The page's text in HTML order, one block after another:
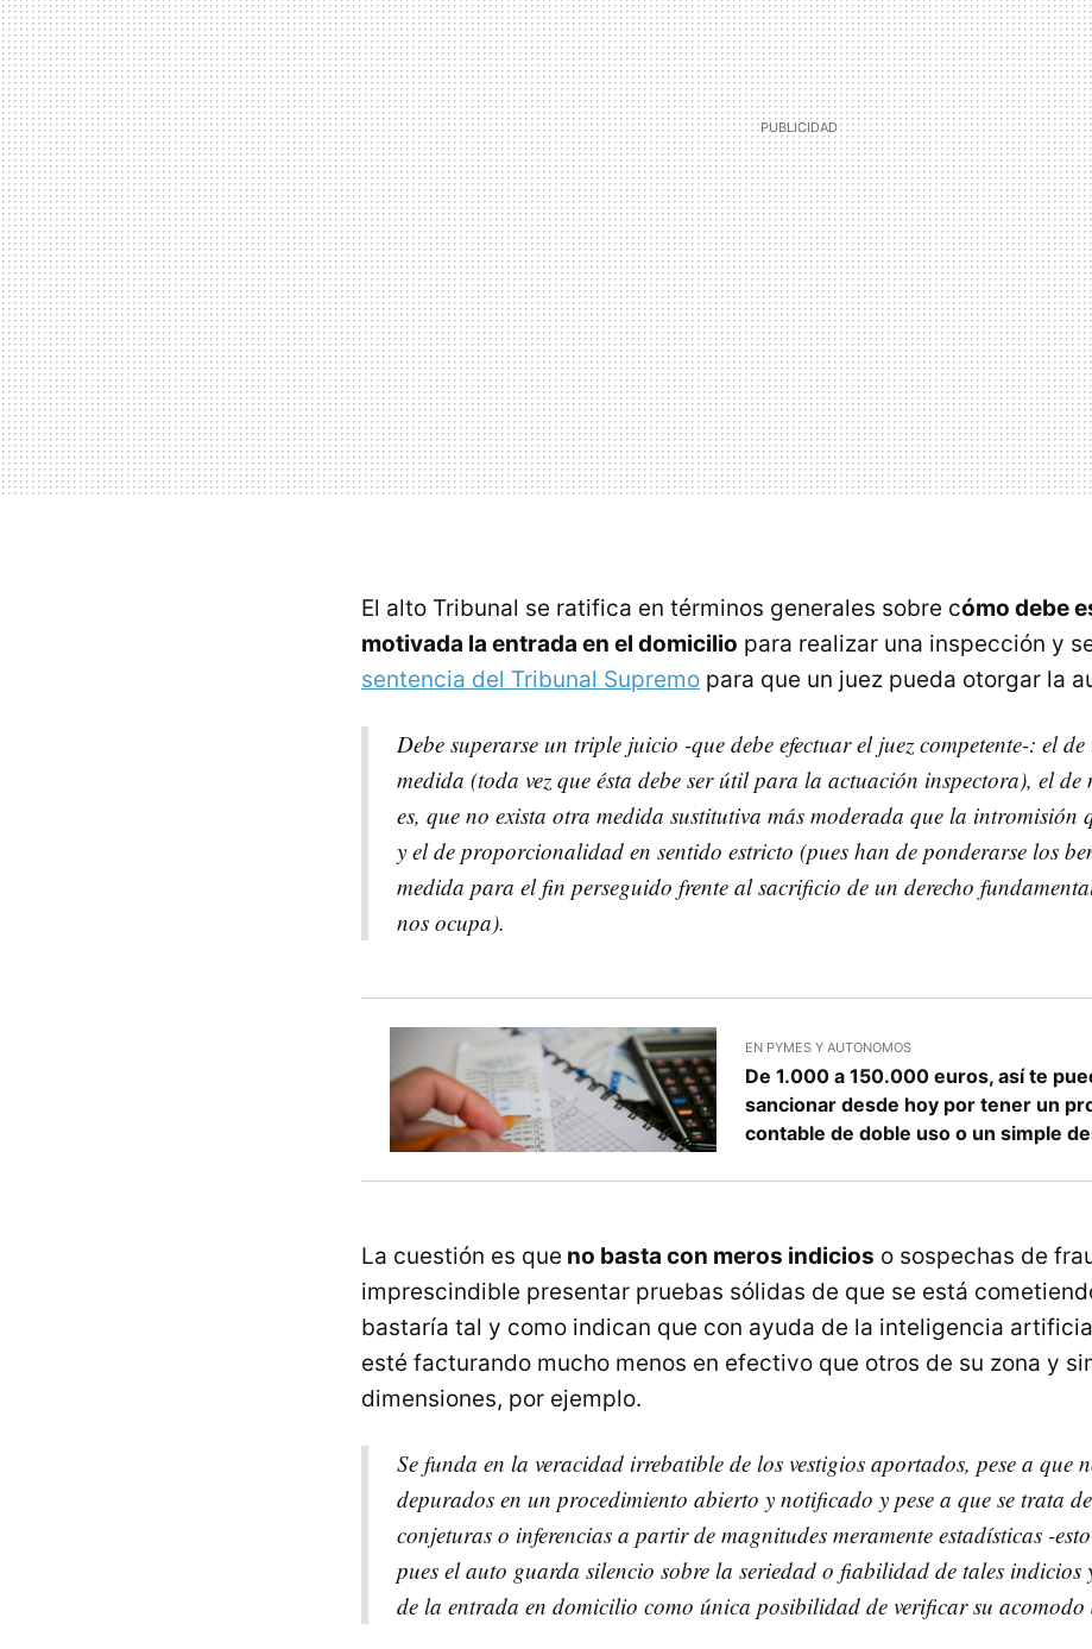
El alto Tribunal se ratifica en términos generales sobre cómo debe
motivada la entrada en el domicilio para realizar una inspección y
sentencia del Tribunal Supremo para que un juez pueda otorgar la
Debe superarse un triple juicio -que debe efectuar el juez competente-: el
medida (toda vez que ésta debe ser útil para la actuación inspectora), el de
es, que no exista otra medida sustitutiva más moderada que la intromisión
y el de proporcionalidad en sentido estricto (pues han de ponderarse los
medida para el fin perseguido frente al sacrificio de un derecho
nos ocupa).
EN PYMES Y AUTONOMOS
De 1.000 a 150.000 euros, así te
sancionar desde hoy por tener un
contable de doble uso o un simple
La cuestión es que no basta con meros indicios o sospechas de
imprescindible presentar pruebas sólidas de que se está
bastaría tal y como indican que con ayuda de la inteligencia
esté facturando mucho menos en efectivo que otros de su zona y
dimensiones, por ejemplo.
Se funda en la veracidad irrebatible de los vestigios aportados, pese a que
depurados en un procedimiento abierto y notificado y pese a que se trata
conjeturas o inferencias a partir de magnitudes meramente estadísticas -
pues el auto guarda silencio sobre la seriedad o fiabilidad de tales indicios
de la entrada en domicilio como única posibilidad de verificar su